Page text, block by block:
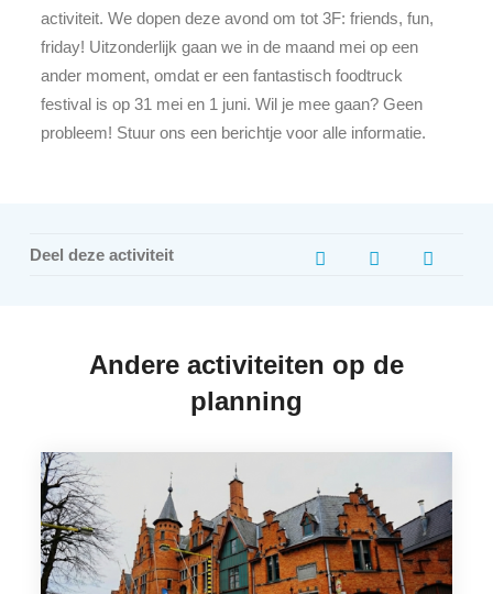
activiteit. We dopen deze avond om tot 3F: friends, fun,
friday! Uitzonderlijk gaan we in de maand mei op een
ander moment, omdat er een fantastisch foodtruck
festival is op 31 mei en 1 juni. Wil je mee gaan? Geen
probleem! Stuur ons een berichtje voor alle informatie.
Deel deze activiteit
Andere activiteiten op de
planning